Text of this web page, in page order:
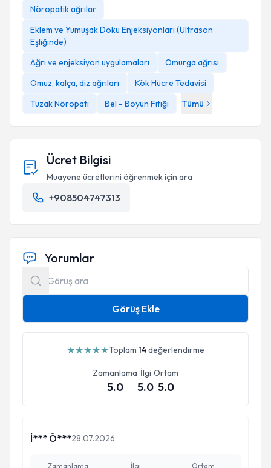
Nöropatik ağrılar
Eklem ve Yumuşak Doku Enjeksiyonları (Ultrason
Eşliğinde)
Ağrı ve enjeksiyon uygulamaları
Omurga ağrısı
Omuz, kalça, diz ağrıları
Kök Hücre Tedavisi
Tuzak Nöropati
Bel - Boyun Fıtığı Tümü
Ücret Bilgisi
Muayene ücretlerini öğrenmek için ara
+908504747313
Yorumlar
Görüş Ekle
★★★★★Toplam 14değerlendirme
Zamanlama
5.0
İlgi
5.0
Ortam
5.0
İ*** Ö***28.07.2026
Zamanlama İlgi Ortam